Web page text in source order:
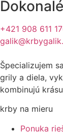
+421 908 611
Špecializujem
grily a diela,
kombinujú
krby na mieru
Ponuka